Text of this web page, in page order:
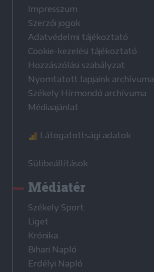
Impresszum
Szerzői jogok
Adatvédelmi tájékoztató
Cookie-kezelési tájékoztató
Hozzászólási szabályzat
Nyomtatott lapjaink archívuma
Székely Hírmondó archívuma
Médiaajánlat
Látogatottsági adatok
Sütibeállítások
Médiatér
Székely Sport
Liget
Krónika
Bihari Napló
Erdélyi Napló